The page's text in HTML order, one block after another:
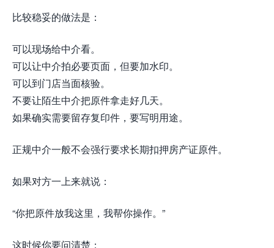
比较稳妥的做法是：
可以现场给中介看。
可以让中介拍必要页面，但要加水印。
可以到门店当面核验。
不要让陌生中介把原件拿走好几天。
如果确实需要留存复印件，要写明用途。
正规中介一般不会强行要求长期扣押房产证原件。
如果对方一上来就说：
“你把原件放我这里，我帮你操作。”
这时候你要问清楚：